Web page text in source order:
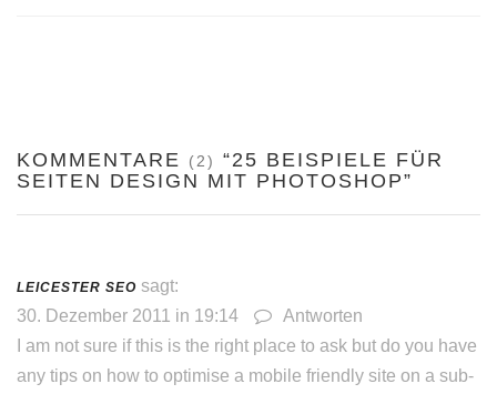
KOMMENTARE (2)
“25 BEISPIELE FÜR
SEITEN DESIGN MIT PHOTOSHOP”
LEICESTER SEO sagt:
30. Dezember 2011 in 19:14
Antworten
I am not sure if this is the right place to ask but do you have
any tips on how to optimise a mobile friendly site on a sub-